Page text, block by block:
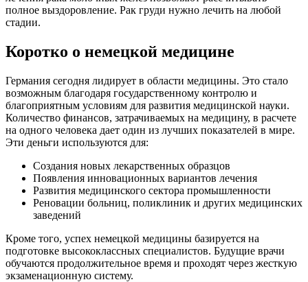
полное выздоровление. Рак груди нужно лечить на любой
стадии.
Коротко о немецкой медицине
Германия сегодня лидирует в области медицины. Это стало
возможным благодаря государственному контролю и
благоприятным условиям для развития медицинской науки.
Количество финансов, затрачиваемых на медицину, в расчете
на одного человека дает один из лучших показателей в мире.
Эти деньги используются для:
Создания новых лекарственных образцов
Появления инновационных вариантов лечения
Развития медицинского сектора промышленности
Реновации больниц, поликлиник и других медицинских
заведений
Кроме того, успех немецкой медицины базируется на
подготовке высококлассных специалистов. Будущие врачи
обучаются продолжительное время и проходят через жесткую
экзаменационную систему.